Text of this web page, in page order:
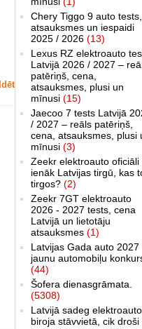
Chery Tiggo 9 auto tests,
atsauksmes un iespaidi
2025 / 2026 (13)
Lexus RZ elektroauto
Latvijā 2026 / 2027 –
patēriņš, cena,
atsauksmes, plusi un
mīnusi (15)
Jaecoo 7 tests Latvijā
/ 2027 – reāls patēriņš,
cena, atsauksmes, plusi
mīnusi (3)
Zeekr elektroauto oficiāli
ienāk Latvijas tirgū, kas
tirgos? (2)
Zeekr 7GT elektroauto
2026 - 2027 tests, cena
Latvijā un lietotāju
atsauksmes (1)
Latvijas Gada auto 2027
jaunu automobiļu
(44)
Šofera dienasgrāmata.
(5308)
Latvijā sadeg elektroauto
biroja stāvvietā, cik droši